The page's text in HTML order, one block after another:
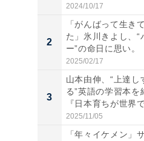
S...
2024/10/17
2
「がんばって生き
た」氷川きよし、“
ー”の命日に思い。
体...
2025/02/17
3
山本由伸、“上達し
る”英語の学習本を
『日本育ちが世界
の...
2025/11/05
「年々イケメン」